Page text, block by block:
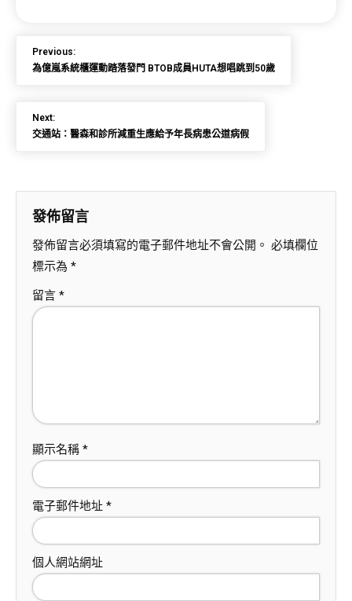
Previous:
為億嵐系統櫃運動踏落發門 BTOB成員HUTA想唱跳到50歲
Next:
交通站：醫森和診所減重生應給予年長病患公道病假
發佈留言
發佈留言必須填寫的電子郵件地址不會公開。 必填欄位
標示為 *
留言 *
顯示名稱 *
電子郵件地址 *
個人網站網址